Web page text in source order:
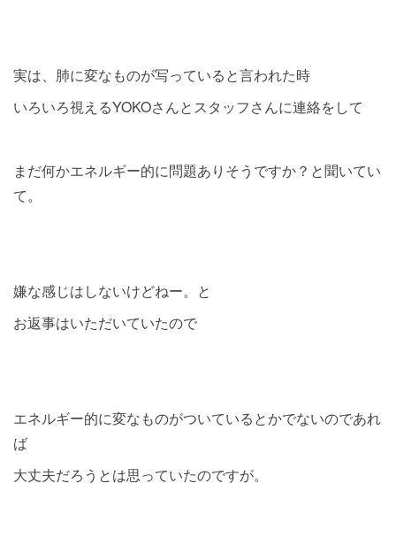
実は、肺に変なものが写っていると言われた時
いろいろ視えるYOKOさんとスタッフさんに連絡をして
まだ何かエネルギー的に問題ありそうですか？と聞いてい
て。
嫌な感じはしないけどねー。と
お返事はいただいていたので
エネルギー的に変なものがついているとかでないのであれ
ば
大丈夫だろうとは思っていたのですが。